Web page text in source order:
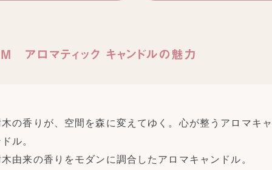
アロマティック キャンドルの魅力
の香りが、空間を森に変えてゆく。心が整うアロマキャ
ル。
由来の香りをモダンに調合したアロマキャンドル。